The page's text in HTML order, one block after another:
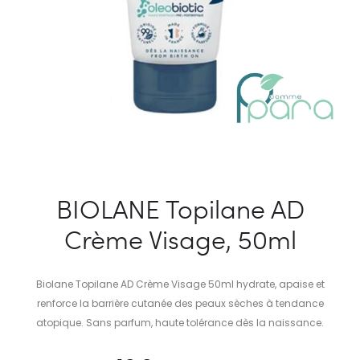
BIOLANE Topilane AD
Crème Visage, 50ml
Biolane Topilane AD Crème Visage 50ml hydrate, apaise et
renforce la barrière cutanée des peaux sèches à tendance
atopique. Sans parfum, haute tolérance dès la naissance.